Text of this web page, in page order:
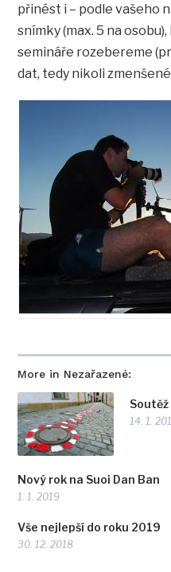
More in Nezařazené:
14. 1.
Nový rok na Suoi Dan Ban
1. 1. 2019
Vše nejlepší do roku 2019
30. 12. 2018
přinést i – podle vašeho
snímky (max. 5 na
semináře rozebereme
dat, tedy nikoli